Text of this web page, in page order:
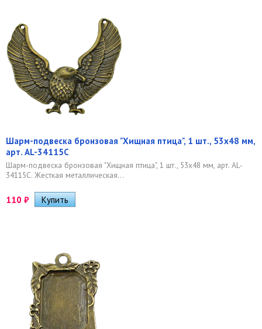
Шарм-подвеска бронзовая "Хищная птица", 1 шт., 53х48 мм,
арт. AL-34115C
Шарм-подвеска бронзовая "Хищная птица", 1 шт., 53х48 мм, арт. AL-
34115C. Жесткая металлическая...
110 ₽